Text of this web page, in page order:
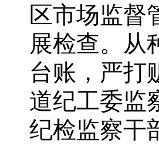
区市场监督
展检查。从
台账，严打
道纪工委监
纪检监察干